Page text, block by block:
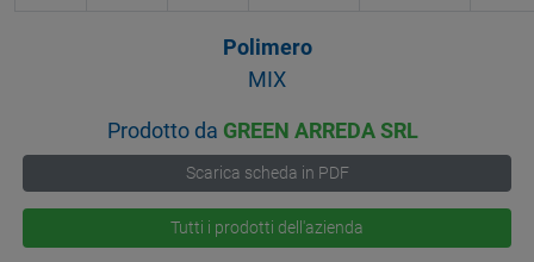
Polimero
MIX
Prodotto da GREEN ARREDA SRL
Scarica scheda in PDF
Tutti i prodotti dell'azienda